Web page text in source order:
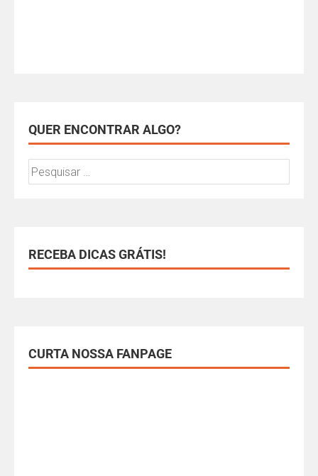
QUER ENCONTRAR ALGO?
RECEBA DICAS GRÁTIS!
CURTA NOSSA FANPAGE